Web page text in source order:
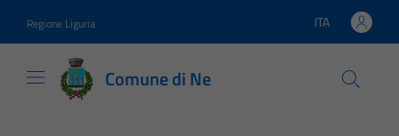
Regione Liguria Lingua attiva:
ITA
Comune di Ne